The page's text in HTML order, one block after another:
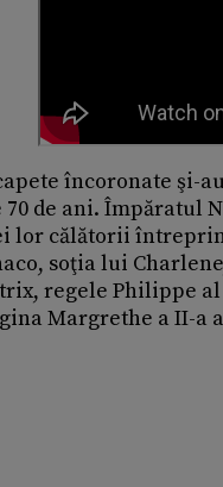
încoronate şi-
70 de ani. Împăratul
lor călătorii
soţia lui
regele Philippe
Margrethe a II-a